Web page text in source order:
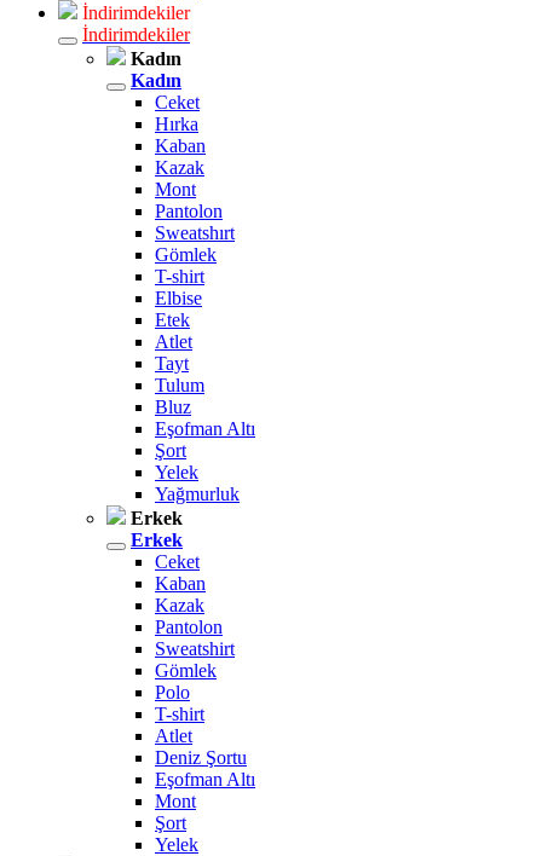
İndirimdekiler
İndirimdekiler
Kadın
Kadın
Ceket
Hırka
Kaban
Kazak
Mont
Pantolon
Sweatshırt
Gömlek
T-shirt
Elbise
Etek
Atlet
Tayt
Tulum
Bluz
Eşofman Altı
Şort
Yelek
Yağmurluk
Erkek
Erkek
Ceket
Kaban
Kazak
Pantolon
Sweatshirt
Gömlek
Polo
T-shirt
Atlet
Deniz Şortu
Eşofman Altı
Mont
Şort
Yelek